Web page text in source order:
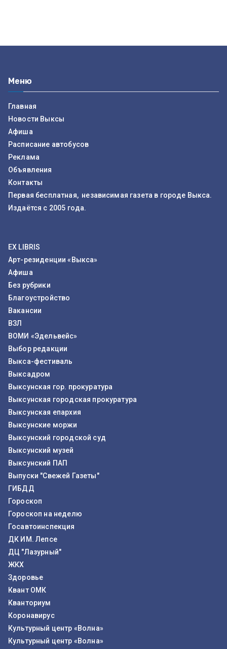
Меню
Главная
Новости Выксы
Афиша
Расписание автобусов
Реклама
Объявления
Контакты
Первая бесплатная, независимая газета в городе Выкса.
Издаётся с 2005 года.
EX LIBRIS
Арт-резиденции «Выкса»
Афиша
Без рубрики
Благоустройство
Вакансии
ВЗЛ
ВОМИ «Эдельвейс»
Выбор редакции
Выкса-фестиваль
Выксадром
Выксунская гор. прокуратура
Выксунская городская прокуратура
Выксунская епархия
Выксунские моржи
Выксунский городской суд
Выксунский музей
Выксунский ПАП
Выпуски "Свежей Газеты"
ГИБДД
Гороскоп
Гороскоп на неделю
Госавтоинспекция
ДК ИМ. Лепсе
ДЦ "Лазурный"
ЖКХ
Здоровье
Квант ОМК
Кванториум
Коронавирус
Культурный центр «Волна»
Культурный центр «Волна»